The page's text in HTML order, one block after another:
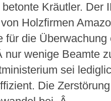
Kräutler. Der
Holzfirmen
für die
nur wenige Beamte
sei
Die